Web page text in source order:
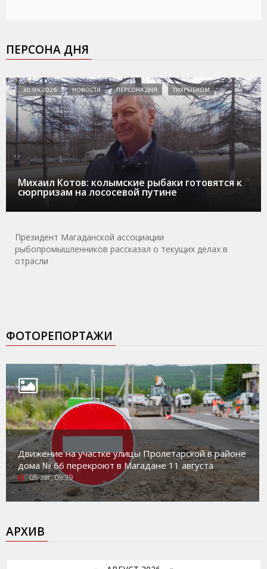
ПЕРСОНА ДНЯ
Михаил Котов: колымские рыбаки готовятся к
сюрпризам на лососевой путине
30.04.2026 НОВОСТИ ПЕРСОНА ДНЯ ТИХРЫБКОМ
Президент Магаданской ассоциации
рыбопромышленников рассказал о текущих делах в
отрасли
ФОТОРЕПОРТАЖИ
Движение на участке улицы Пролетарской в районе
дома № 66 перекроют в Магадане 11 августа
05-авг, 09:39
АРХИВ